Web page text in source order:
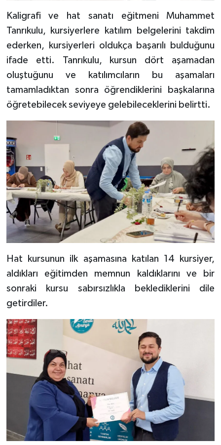
Kaligrafi ve hat sanatı eğitmeni Muhammet
Tanrıkulu, kursiyerlere katılım belgelerini takdim
ederken, kursiyerleri oldukça başarılı bulduğunu
ifade etti. Tanrıkulu, kursun dört aşamadan
oluştuğunu ve katılımcıların bu aşamaları
tamamladıktan sonra öğrendiklerini başkalarına
öğretebilecek seviyeye gelebileceklerini belirtti.
Hat kursunun ilk aşamasına katılan 14 kursiyer,
aldıkları eğitimden memnun kaldıklarını ve bir
sonraki kursu sabırsızlıkla beklediklerini dile
getirdiler.
Gaziantep Müftülüğü
Giresun Müftülüğü
Gümüşhane Müftülüğü
Hakkari Müftülüğü
Hatay Müftülüğü
Iğdır Müftülüğü
Isparta Müftülüğü
İstanbul Müftülüğü
İzmir Müftülüğü
Karabük Müftülüğü
Kars Müftülüğü
Kastamonu Müftülüğü
Kayseri Müftülüğü
Kilis Müftülüğü
Kırıkkale Müftülüğü